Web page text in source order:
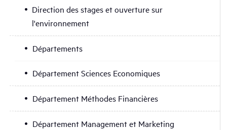
Direction des stages et ouverture sur
l'environnement
Départements
Département Sciences Economiques
Département Méthodes Financières
Département Management et Marketing